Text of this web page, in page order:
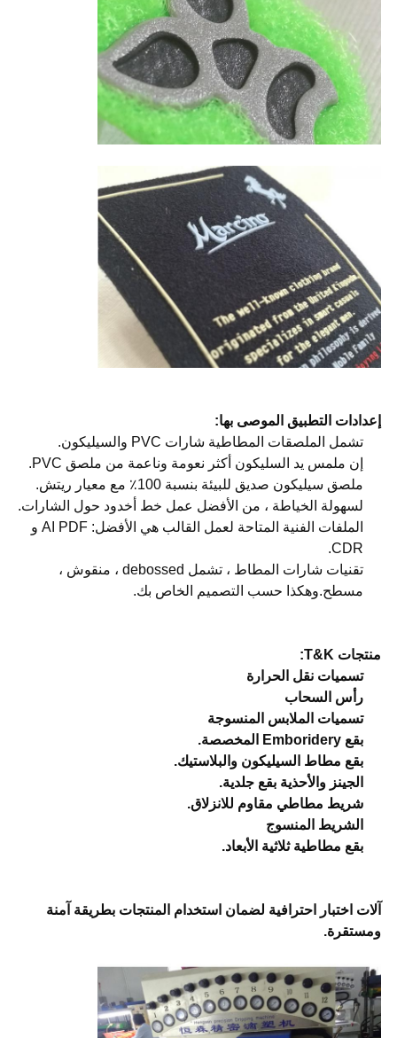
إعدادات التطبيق الموصى بها:
تشمل الملصقات المطاطية شارات PVC والسيليكون.
إن ملمس يد السليكون أكثر نعومة وناعمة من ملصق PVC.
ملصق سيليكون صديق للبيئة بنسبة 100٪ مع معيار ريتش.
لسهولة الخياطة ، من الأفضل عمل خط أخدود حول الشارات.
الملفات الفنية المتاحة لعمل القالب هي الأفضل: AI PDF و
CDR.
تقنيات شارات المطاط ، تشمل debossed ، منقوش ،
مسطح.وهكذا حسب التصميم الخاص بك.
منتجات T&K:
تسميات نقل الحرارة
رأس السحاب
تسميات الملابس المنسوجة
بقع Emboridery المخصصة.
بقع مطاط السيليكون والبلاستيك.
الجينز والأحذية بقع جلدية.
شريط مطاطي مقاوم للانزلاق.
الشريط المنسوج
بقع مطاطية ثلاثية الأبعاد.
آلات اختبار احترافية لضمان استخدام المنتجات بطريقة آمنة
ومستقرة.